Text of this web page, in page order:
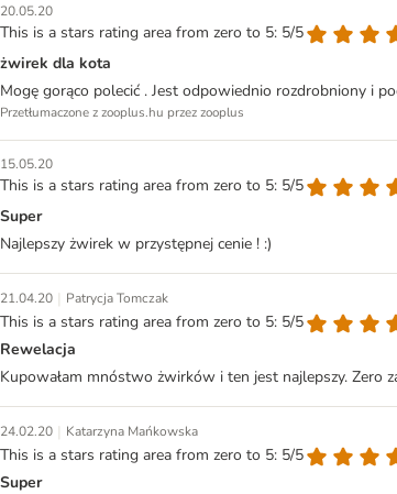
20.05.20
This is a stars rating area from zero to 5: 5/5
żwirek dla kota
Mogę gorąco polecić . Jest odpowiednio rozdrobniony i
Przetłumaczone z zooplus.hu przez zooplus
15.05.20
This is a stars rating area from zero to 5: 5/5
Super
Najlepszy żwirek w przystępnej cenie ! :)
21.04.20 | Patrycja Tomczak
This is a stars rating area from zero to 5: 5/5
Rewelacja
Kupowałam mnóstwo żwirków i ten jest najlepszy. Zero
24.02.20 | Katarzyna Mańkowska
This is a stars rating area from zero to 5: 5/5
Super